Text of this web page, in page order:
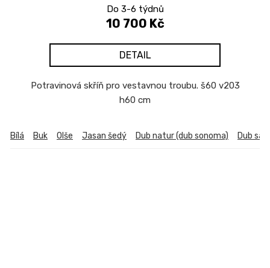
Do 3-6 týdnů
10 700 Kč
DETAIL
Potravinová skříň pro vestavnou troubu. š60 v203
h60 cm
Bílá Buk Olše Jasan šedý Dub natur (dub sonoma) Dub